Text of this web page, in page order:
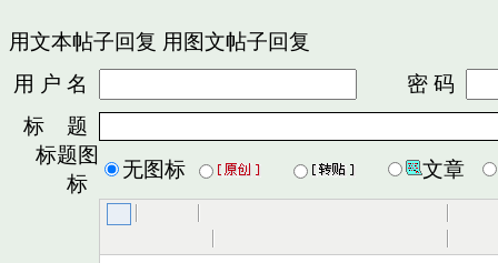
用文本帖子回复 用图文帖子回复
用 户 名
密 码
标 题
标题图
标
无图标 文章